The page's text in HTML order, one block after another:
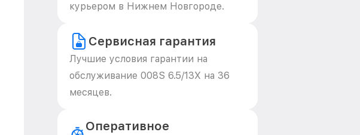
курьером в Нижнем Новгороде.
Сервисная гарантия
Лучшие условия гарантии на
обслуживание 008S 6.5/13X на 36
месяцев.
Оперативное